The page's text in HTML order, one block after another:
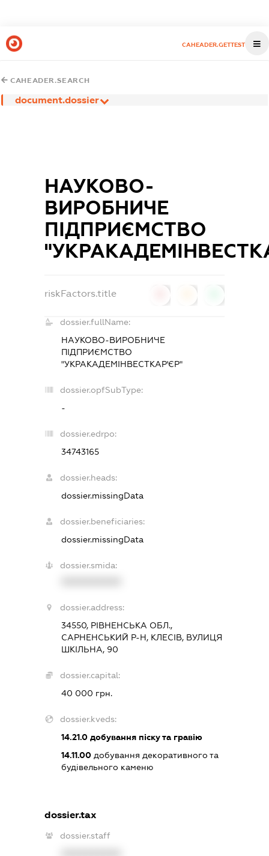
CAHEADER.GETTEST
CAHEADER.SEARCH
document.dossier
НАУКОВО-
ВИРОБНИЧЕ
ПІДПРИЄМСТВО
riskFactors.title
dossier.fullName:
НАУКОВО-ВИРОБНИЧЕ
ПІДПРИЄМСТВО
"УКРАКАДЕМІНВЕСТКАР'ЄР"
dossier.opfSubType:
-
dossier.edrpo:
34743165
dossier.heads:
dossier.missingData
dossier.beneficiaries:
dossier.missingData
dossier.smida:
dossier.address:
34550, РІВНЕНСЬКА ОБЛ.,
САРНЕНСЬКИЙ Р-Н, КЛЕСІВ, ВУЛИЦЯ
ШКІЛЬНА, 90
dossier.capital:
40 000 грн.
dossier.kveds:
14.21.0 добування піску та гравію
14.11.00 добування декоративного та
будівельного каменю
dossier.tax
dossier.staff